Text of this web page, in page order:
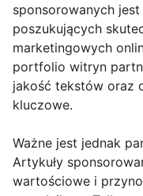
sponsorowanych
poszukujących
marketingowych
portfolio witryn
jakość tekstów oraz
kluczowe.
Ważne jest jednak
Artykuły
wartościowe i